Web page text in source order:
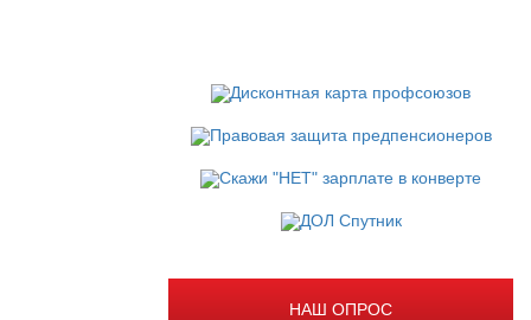
НАШ ОПРОС